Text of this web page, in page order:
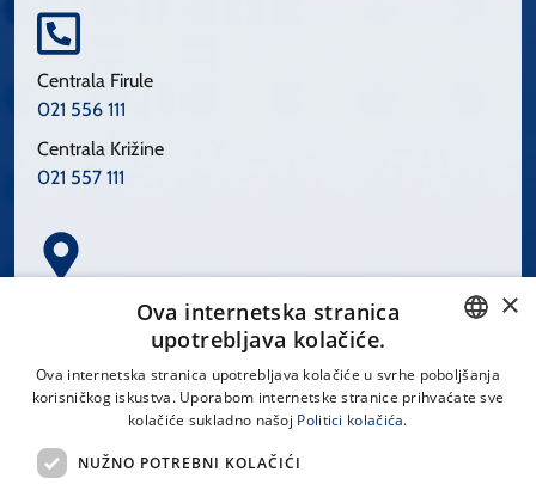
Centrala Firule
021 556 111
Centrala Križine
021 557 111
Spinčićeva 1, 21000 Split
CROATIAN
×
Ova internetska stranica
upotrebljava kolačiće.
Ova internetska stranica upotrebljava kolačiće u svrhe poboljšanja
korisničkog iskustva. Uporabom internetske stranice prihvaćate sve
kolačiće sukladno našoj Politici kolačića.
NUŽNO POTREBNI KOLAČIĆI